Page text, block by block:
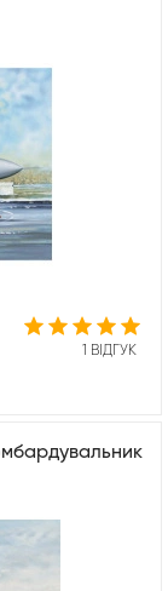
1 ВІДГУК